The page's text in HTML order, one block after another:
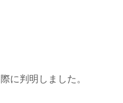
に判明しました。